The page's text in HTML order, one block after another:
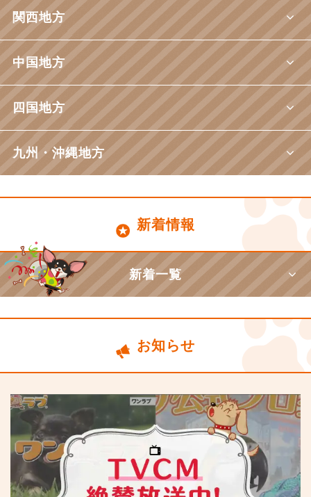
関西地方
中国地方
四国地方
九州・沖縄地方
新着情報
新着一覧
お知らせ